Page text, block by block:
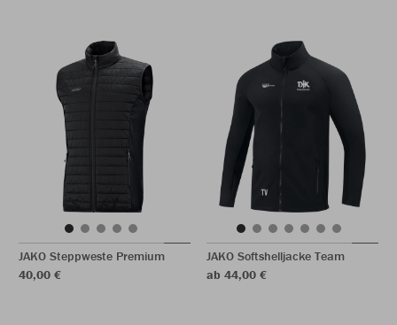
JAKO Steppweste Premium
40,00 €
JAKO Softshelljacke Team
ab 44,00 €